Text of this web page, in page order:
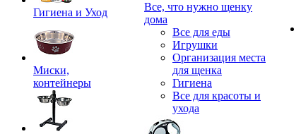
Гигиена и Уход
Миски,
контейнеры
Все, что нужно щенку
дома
Все для еды
Игрушки
Организация места
для щенка
Гигиена
Все для красоты и
ухода